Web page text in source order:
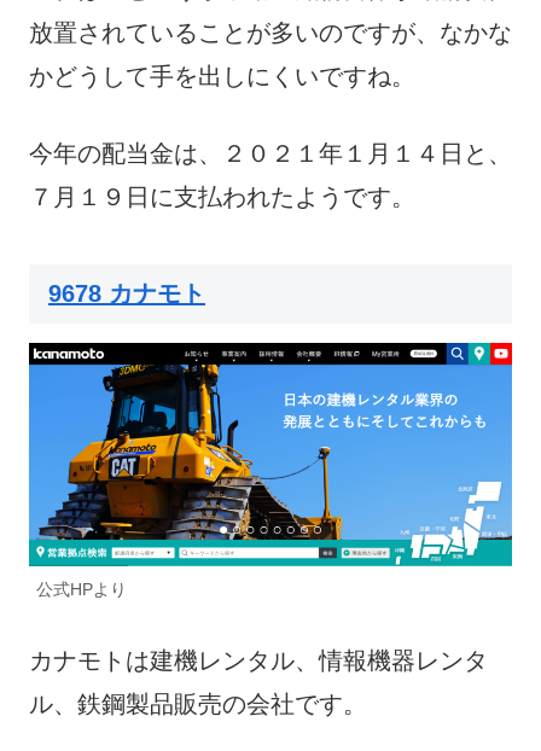
放置されていることが多いのですが、なかな
かどうして手を出しにくいですね。
今年の配当金は、２０２１年１月１４日と、
７月１９日に支払われたようです。
9678 カナモト
公式HPより
カナモトは建機レンタル、情報機器レンタ
ル、鉄鋼製品販売の会社です。